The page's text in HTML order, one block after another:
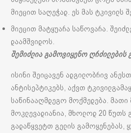
მიეცით საღეჭად. ეს მას ტკივილს
მიეცით მატყუარა საწოვარა.
დაამშვიდოს.
შემიძლია გამოვიყენო ღრძილების
ისინი შეიცავენ ადგილობრივ
ანტისეპტიკებს, აქვთ
საწინააღმდეგო მოქმედება. მათი
მოკლევადიანია, მხოლოდ 20 წუთს
გადაწყვეტთ გელის გამოყენებას,